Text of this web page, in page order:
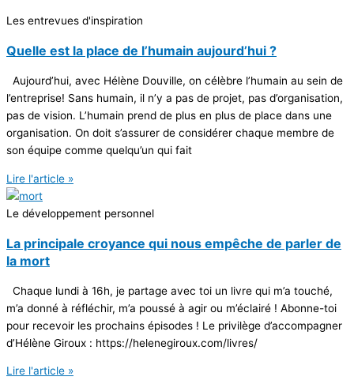
Les entrevues d'inspiration
Quelle est la place de l’humain aujourd’hui ?
Aujourd’hui, avec Hélène Douville, on célèbre l’humain au sein de
l’entreprise! Sans humain, il n’y a pas de projet, pas d’organisation,
pas de vision. L’humain prend de plus en plus de place dans une
organisation. On doit s’assurer de considérer chaque membre de
son équipe comme quelqu’un qui fait
Lire l'article »
Le développement personnel
La principale croyance qui nous empêche de parler de
la mort
Chaque lundi à 16h, je partage avec toi un livre qui m’a touché,
m’a donné à réfléchir, m’a poussé à agir ou m’éclairé ! Abonne-toi
pour recevoir les prochains épisodes ! Le privilège d’accompagner
d’Hélène Giroux : https://helenegiroux.com/livres/
Lire l'article »